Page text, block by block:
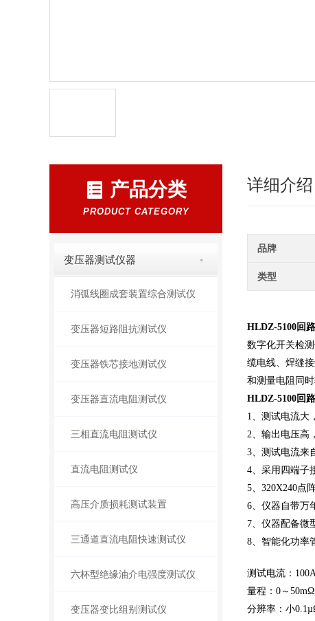
产品分类
PRODUCT CATEGORY
变压器测试仪器
消弧线圈成套装置综合测试仪
变压器短路阻抗测试仪
变压器铁芯接地测试仪
变压器直流电阻测试仪
三相直流电阻测试仪
直流电阻测试仪
高压介质损耗测试装置
三通道直流电阻快速测试仪
六杯型绝缘油介电强度测试仪
变压器变比组别测试仪
详细介绍
品牌
类型
HLDZ-5100回
数字化开关检
缆电线、焊缝
和测量电阻同
HLDZ-5100回
1、测试电流大
2、输出电压高
3、测试电流来
4、采用四端子
5、320X240点
6、仪器自带万
7、仪器配备微
8、智能化功率
测试电流：
量程：0～50mΩ
分辨率：小